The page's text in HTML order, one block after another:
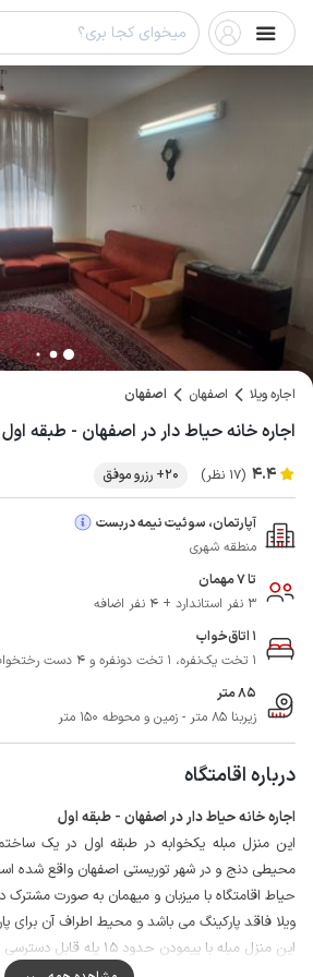
اجاره ویلا اصفهان اصفهان
اجاره خانه حیاط دار در اصفهان - طبقه اول
4.4 (17 نظر) 20+ رزرو موفق
آپارتمان، سوئیت نیمه دربست
منطقه شهری
تا 7 مهمان
3 نفر استاندارد + 4 نفر اضافه
1 اتاق‌خواب
1 تخت یک‌نفره، 1 تخت دونفره و 4 دست رختخواب
85 متر
زیربنا 85 متر - زمین و محوطه 150 متر
درباره اقامتگاه
اجاره خانه حیاط دار در اصفهان - طبقه اول
این منزل مبله یکخوابه در طبقه اول در یک
محیطی دنج و در شهر توریستی اصفهان واقع شده
حیاط اقامتگاه با میزبان و میهمان به صورت مشترک
ویلا فاقد پارکینگ می باشد و محیط اطراف آن برای
این منزل مبله با پیمودن حدود 15 پله قابل دسترسی است.